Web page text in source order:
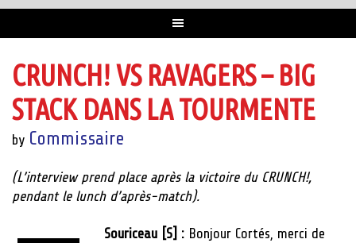
CRUNCH! VS RAVAGERS – BIG
STACK DANS LA TOURMENTE
by Commissaire
(L’interview prend place après la victoire du CRUNCH!,
pendant le lunch d’après-match).
Souriceau [S] :Bonjour Cortés, merci de